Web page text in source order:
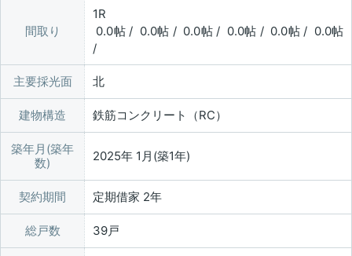
間取り
1R
0.0帖 / 0.0帖 / 0.0帖 / 0.0帖 / 0.0帖 / 0.0帖
/
主要採光面 北
建物構造 鉄筋コンクリート（RC）
築年月(築年
数)
2025年 1月(築1年)
契約期間 定期借家 2年
総戸数 39戸